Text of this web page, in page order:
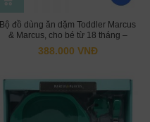
Bộ đồ dùng ăn dặm Toddler Marcus
& Marcus, cho bé từ 18 tháng –
Lucas
388.000 VNĐ